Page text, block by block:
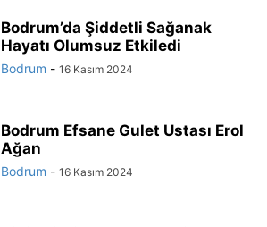
Bodrum’da Şiddetli Sağanak
Hayatı Olumsuz Etkiledi
Bodrum - 16 Kasım 2024
Bodrum Efsane Gulet Ustası Erol
Ağan
Bodrum - 16 Kasım 2024